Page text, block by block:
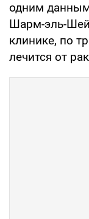
одним
Шарм-эль-
клинике, по
лечится от